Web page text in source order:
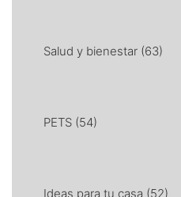
Salud y bienestar (63)
PETS (54)
Ideas para tu casa (52)